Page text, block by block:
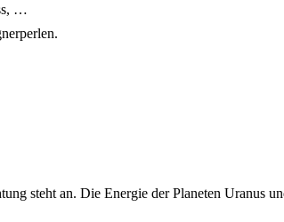
…
steht an. Die Energie der Planeten Uranus